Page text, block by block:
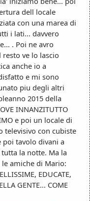
dell locale
con una marea di
i lati... davvero
. Poi ne avro
ve lo lascio
anche io a
e mi sono
piu degli altri
2015 della
INNANZITUTTO
e poi un locale di
televisivo con cubiste
poi tavolo divani a
la notte. Ma la
amiche di Mario:
EDUCATE,
GENTE... COME